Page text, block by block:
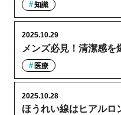
知識
メンズ必見！清潔感を
2025.10.29
医療
ほうれい線はヒアルロ
2025.10.28